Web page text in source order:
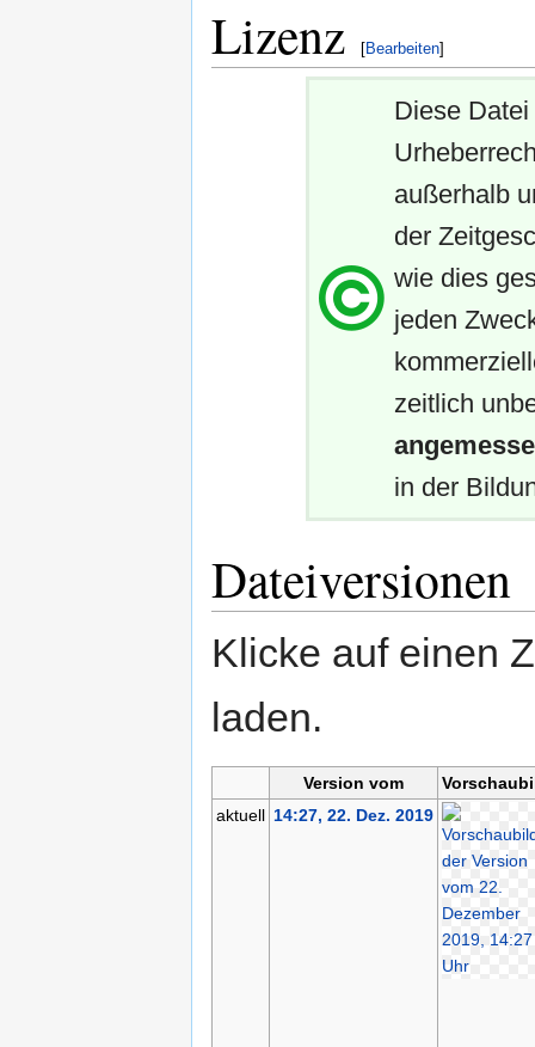
Lizenz [Bearbeiten]
Diese
außerhalb
der
wie dies
jeden
zeitlich
in der
Dateiversionen
Klicke auf einen
laden.
Version vom
aktuell 14:27, 22. Dez. 2019